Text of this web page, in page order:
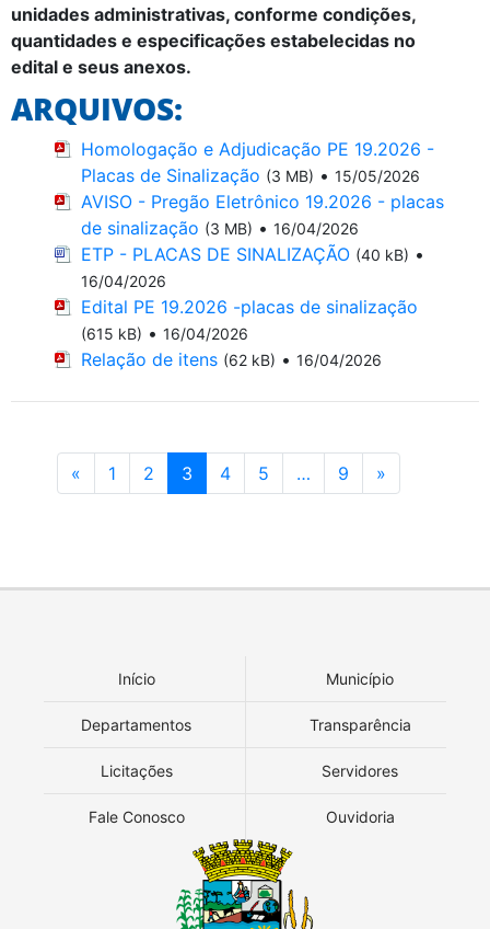
unidades administrativas, conforme condições,
quantidades e especificações estabelecidas no
edital e seus anexos.
ARQUIVOS:
Homologação e Adjudicação PE 19.2026 -
Placas de Sinalização (3 MB) • 15/05/2026
AVISO - Pregão Eletrônico 19.2026 - placas
de sinalização (3 MB) • 16/04/2026
ETP - PLACAS DE SINALIZAÇÃO (40 kB) •
16/04/2026
Edital PE 19.2026 -placas de sinalização
(615 kB) • 16/04/2026
Relação de itens (62 kB) • 16/04/2026
« 1 2 3 4 5 … 9 »
Início Município
Departamentos Transparência
Licitações Servidores
Fale Conosco Ouvidoria